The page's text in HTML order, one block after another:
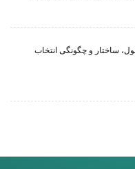
ساختار و چگونگی انتخاب